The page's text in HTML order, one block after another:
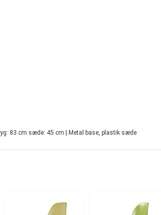
83 cm sæde: 45 cm | Metal base, plastik sæde